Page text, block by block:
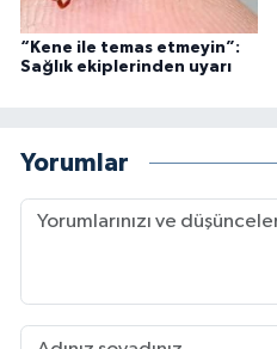
“Kene ile temas etmeyin”:
Sağlık ekiplerinden uyarı
Yorumlar